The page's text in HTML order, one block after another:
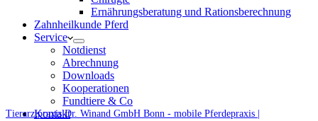
Ernährungsberatung und Rationsberechnung
Zahnheilkunde Pferd
Service
Notdienst
Abrechnung
Downloads
Kooperationen
Fundtiere & Co
Kontakt
Tierarztpraxis Dr. Winand GmbH Bonn - mobile Pferdepraxis |